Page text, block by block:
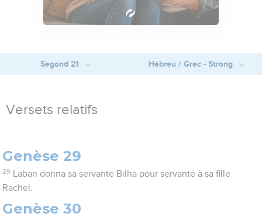
Segond 21 Hébreu / Grec - Strong
Versets relatifs
Genèse 29
29
Laban donna sa servante Bilha pour servante à sa fille
Rachel.
Genèse 30